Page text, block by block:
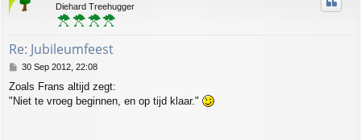
Diehard Treehugger
Re: Jubileumfeest
P
s
t
30 Sep 2012, 22:08
Zoals Frans altijd zegt:
"Niet te vroeg beginnen, en op tijd klaar."